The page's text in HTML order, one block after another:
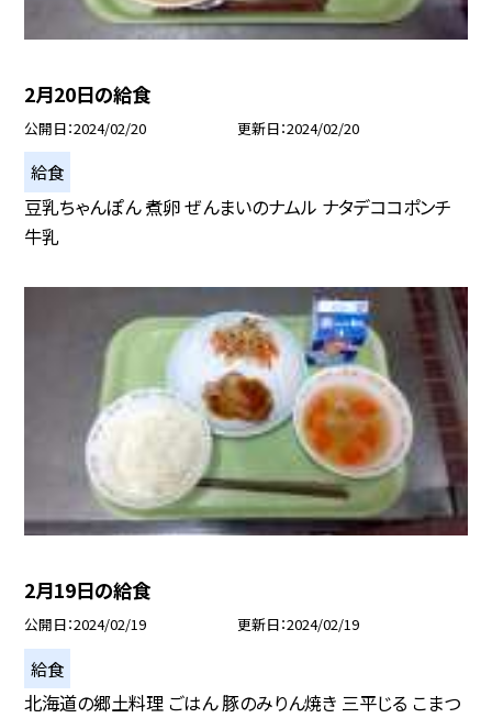
2月20日の給食
公開日 2024/02/20 更新日 2024/02/20
給食
豆乳ちゃんぽん 煮卵 ぜんまいのナムル ナタデココポンチ
牛乳
2月19日の給食
公開日 2024/02/19 更新日 2024/02/19
給食
北海道の郷土料理 ごはん 豚のみりん焼き 三平じる こまつ